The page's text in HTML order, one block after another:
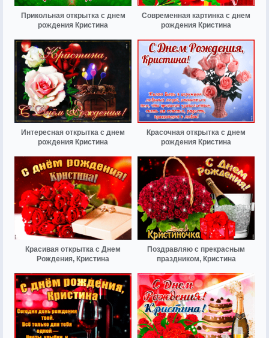
Прикольная открытка с днем
рождения Кристина
Современная картинка с днем
рождения Кристина
Интересная открытка с днем
рождения Кристина
Красочная открытка с днем
рождения Кристина
Красивая открытка с Днем
Рождения, Кристина
Поздравляю с прекрасным
праздником, Кристина